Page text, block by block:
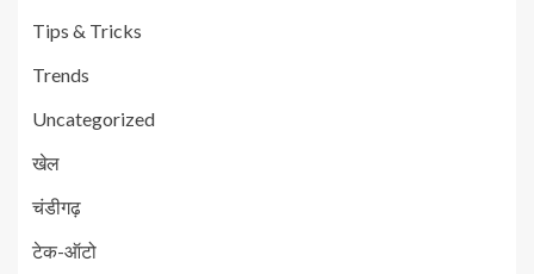
Tips & Tricks
Trends
Uncategorized
खेल
चंडीगढ़
टेक-ऑटो